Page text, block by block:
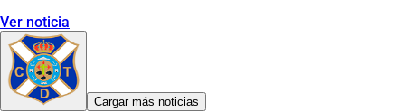
Ver noticia
Cargar más noticias